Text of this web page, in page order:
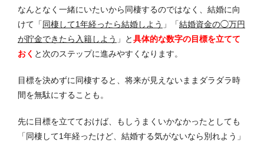
なんとなく一緒にいたいから同棲するのではなく、結婚に向
けて「同棲して1年経ったら結婚しよう 」「結婚資金の◯万円
が貯金できたら入籍しよう 」と具体的な数字の目標を立てて
おく と次のステップに進みやすくなります。
目標を決めずに同棲すると、将来が見えないままダラダラ時
間を無駄にすることも。
先に目標を立てておけば、もしうまくいかなかったとしても
「同棲して1年経ったけど、結婚する気がないなら別れよう」